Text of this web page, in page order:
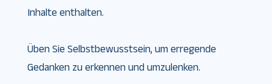
Inhalte enthalten.
Üben Sie Selbstbewusstsein, um erregende
Gedanken zu erkennen und umzulenken.